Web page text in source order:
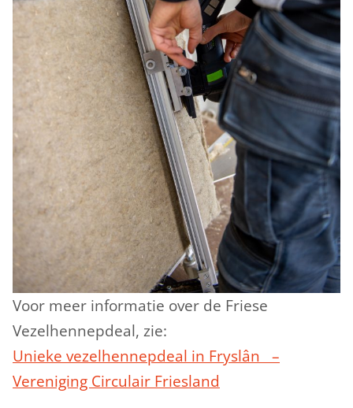
Voor meer informatie over de Friese
Vezelhennepdeal, zie:
Unieke vezelhennepdeal in Fryslân –
Vereniging Circulair Friesland